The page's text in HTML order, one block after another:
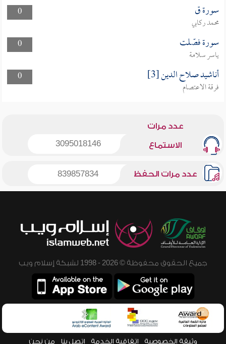
0
سورة ق
محمد ركابي
0
سورة فصّلت
ياسر سلامة
0
أناشيد صلاح الدين [3]
فرقة الاعتصام
عدد مرات
الاستماع 3095018146
عدد مرات الحفظ 839857834
جميع الحقوق محفوظة © 2026 - 1998 لشبكة إسلام ويب
وثيقة الخصوصية اتفاقية الخدمة اتصل بنا من نحن